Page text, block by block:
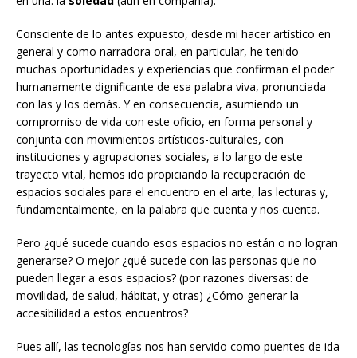
Consciente de lo antes expuesto, desde mi hacer artístico en
general y como narradora oral, en particular, he tenido
muchas oportunidades y experiencias que confirman el poder
humanamente dignificante de esa palabra viva, pronunciada
con las y los demás. Y en consecuencia, asumiendo un
compromiso de vida con este oficio, en forma personal y
conjunta con movimientos artísticos-culturales, con
instituciones y agrupaciones sociales, a lo largo de este
trayecto vital, hemos ido propiciando la recuperación de
espacios sociales para el encuentro en el arte, las lecturas y,
fundamentalmente, en la palabra que cuenta y nos cuenta.
Pero ¿qué sucede cuando esos espacios no están o no logran
generarse? O mejor ¿qué sucede con las personas que no
pueden llegar a esos espacios? (por razones diversas: de
movilidad, de salud, hábitat, y otras) ¿Cómo generar la
accesibilidad a estos encuentros?
Pues allí, las tecnologías nos han servido como puentes de ida